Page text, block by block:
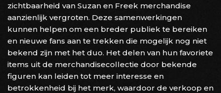
zichtbaarheid van Suzan en Freek merchandise
aanzienlijk vergroten. Deze samenwerkingen
kunnen helpen om een breder publiek te bereiken
en nieuwe fans aan te trekken die mogelijk nog niet
bekend zijn met het duo. Het delen van hun favoriete
items uit de merchandisecollectie door bekende
figuren kan leiden tot meer interesse en
betrokkenheid bij het merk, waardoor de verkoop en